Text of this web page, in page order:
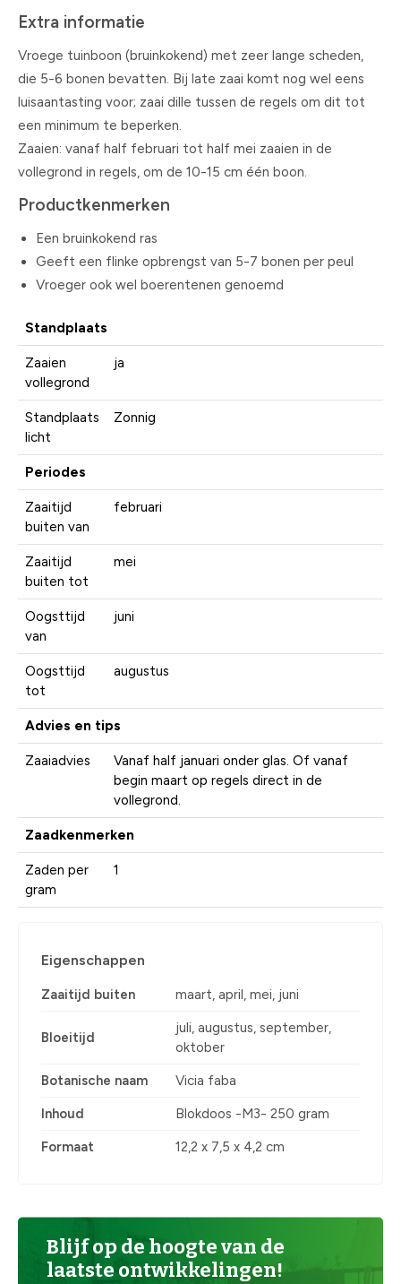
Extra informatie
Vroege tuinboon (bruinkokend) met zeer lange scheden,
die 5-6 bonen bevatten. Bij late zaai komt nog wel eens
luisaantasting voor; zaai dille tussen de regels om dit tot
een minimum te beperken.
Zaaien: vanaf half februari tot half mei zaaien in de
vollegrond in regels, om de 10-15 cm één boon.
Productkenmerken
Een bruinkokend ras
Geeft een flinke opbrengst van 5-7 bonen per peul
Vroeger ook wel boerentenen genoemd
Standplaats
Zaaien
vollegrond
ja
Standplaats
licht
Zonnig
Periodes
Zaaitijd
buiten van
februari
Zaaitijd
buiten tot
mei
Oogsttijd
van
juni
Oogsttijd
tot
augustus
Advies en tips
Zaaiadvies
Vanaf half januari onder glas. Of vanaf
begin maart op regels direct in de
vollegrond.
Zaadkenmerken
Zaden per
gram
1
Eigenschappen
Zaaitijd buiten maart, april, mei, juni
Bloeitijd
juli, augustus, september,
oktober
Botanische naam Vicia faba
Inhoud Blokdoos -M3- 250 gram
Formaat 12,2 x 7,5 x 4,2 cm
Blijf op de hoogte van de
laatste ontwikkelingen!